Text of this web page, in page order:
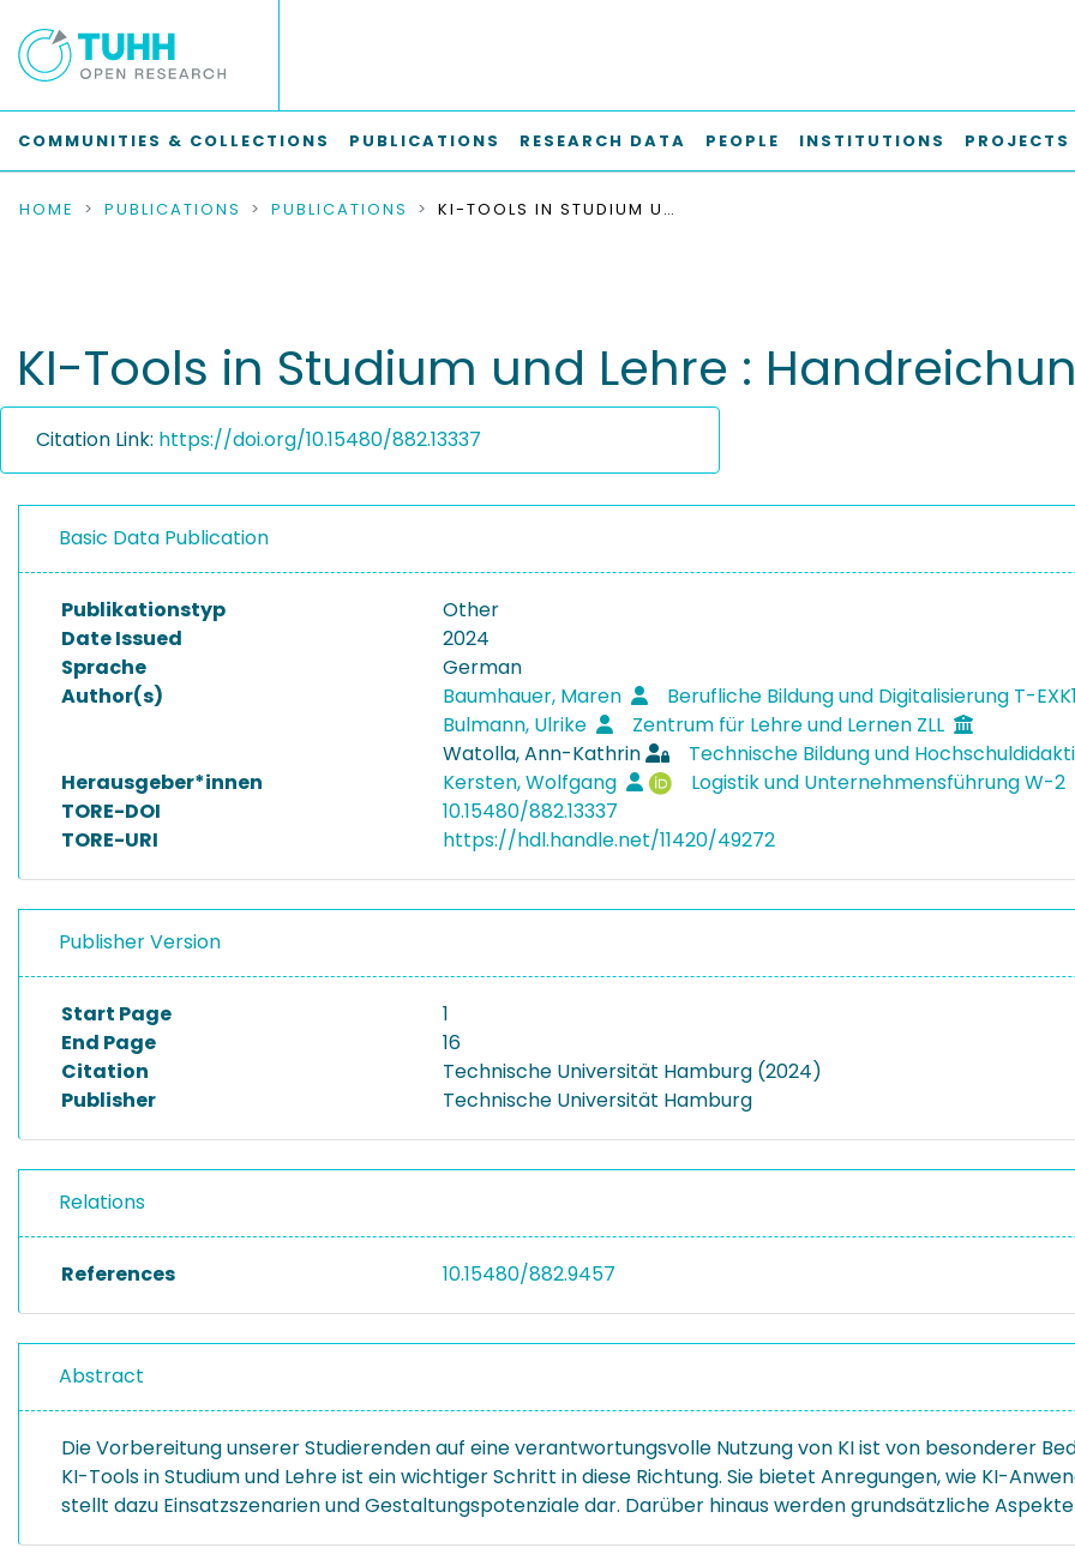
COMMUNITIES & COLLECTIONS PUBLICATIONS RESEARCH DATA PEOPLE INSTITUTIONS PROJECTS
HOME PUBLICATIONS PUBLICATIONS KI-TOOLS IN STUDIUM UND LEHRE : HANDREICHUNG DER TU HAMBURG
KI-Tools in Studium und Lehre :
Citation Link: https://doi.org/10.15480/882.13337
Basic Data Publication
Publikationstyp
Other
Date Issued
2024
Sprache
German
Author(s)
Baumhauer, Maren
Berufliche Bildung und Digitalisierung T-EXK1
Bulmann, Ulrike
Zentrum für Lehre und Lernen ZLL
Watolla, Ann-Kathrin
Technische Bildung und
Herausgeber*innen
Kersten, Wolfgang
Logistik und Unternehmensführung W-2
TORE-DOI
10.15480/882.13337
TORE-URI
https://hdl.handle.net/11420/49272
Publisher Version
Start Page
1
End Page
16
Citation
Technische Universität Hamburg (2024)
Publisher
Technische Universität Hamburg
Relations
References 10.15480/882.9457
Abstract
Die Vorbereitung unserer Studierenden auf eine verantwortungsvolle Nutzung von KI ist von besonderer
KI-Tools in Studium und Lehre ist ein wichtiger Schritt in diese Richtung. Sie bietet Anregungen, wie KI-
stellt dazu Einsatzszenarien und Gestaltungspotenziale dar. Darüber hinaus werden grundsätzliche